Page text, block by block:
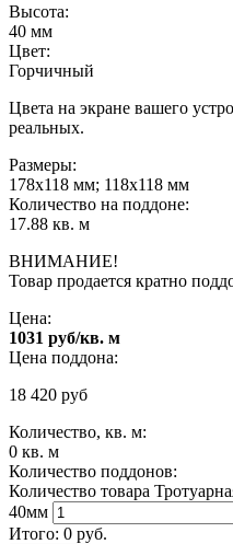
Высота:
40 мм
Цвет:
Горчичный
Цвета на экране вашего
реальных.
Размеры:
178х118 мм; 118х118 мм
Количество на поддоне:
17.88 кв. м
ВНИМАНИЕ!
Товар продается кратно
Цена:
1031 руб/кв. м
Цена поддона:
18 420 руб
Количество, кв. м:
0 кв. м
Количество поддонов:
Количество товара
40мм
Итого: 0 руб.